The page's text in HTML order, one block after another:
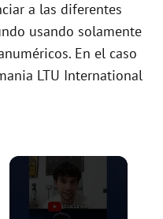
a las diferentes
usando solamente
En el caso
LTU International